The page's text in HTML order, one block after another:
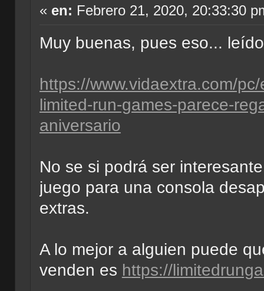
« en: Febrero 21, 2020, 20:33:30
Muy buenas, pues eso...
https://www.vidaextra.com/
limited-run-games-parece-
aniversario
No se si podrá ser
juego para una consola
extras.
A lo mejor a alguien puede
venden es https://